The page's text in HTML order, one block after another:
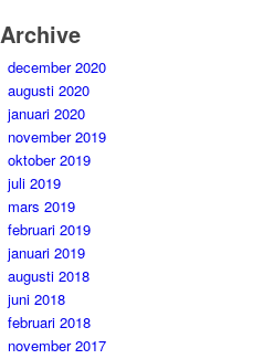
Archive
december 2020
augusti 2020
januari 2020
november 2019
oktober 2019
juli 2019
mars 2019
februari 2019
januari 2019
augusti 2018
juni 2018
februari 2018
november 2017